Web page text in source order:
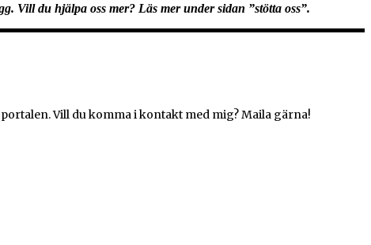
Vill du hjälpa oss mer? Läs mer under sidan ”stötta oss”.
Vill du komma i kontakt med mig? Maila gärna!